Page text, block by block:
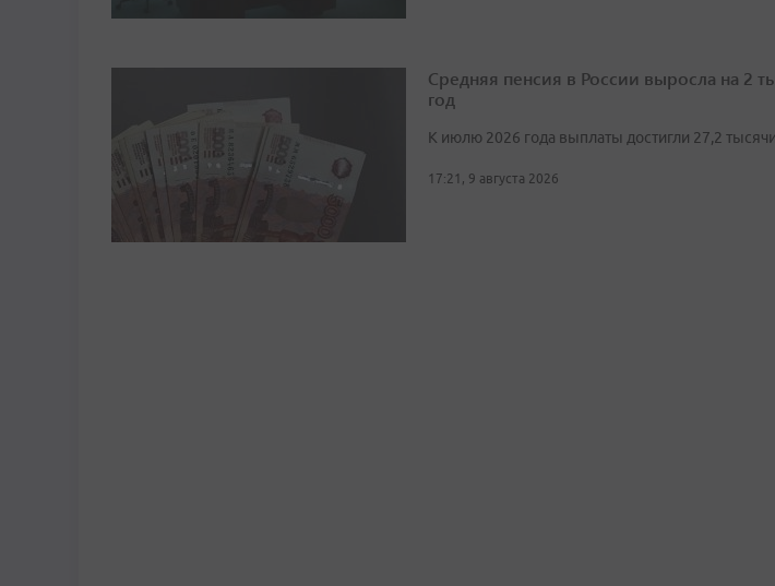
Средняя пенсия в России выросла на 2
год
К июлю 2026 года выплаты достигли 27,2
17:21, 9 августа 2026